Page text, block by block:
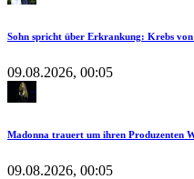
Sohn spricht über Erkrankung: Krebs
09.08.2026, 00:05
Madonna trauert um ihren Produzenten
09.08.2026, 00:05